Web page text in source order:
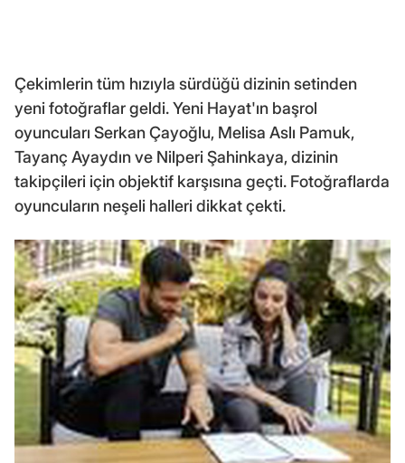
Çekimlerin tüm hızıyla sürdüğü dizinin setinden
yeni fotoğraflar geldi. Yeni Hayat'ın başrol
oyuncuları Serkan Çayoğlu, Melisa Aslı Pamuk,
Tayanç Ayaydın ve Nilperi Şahinkaya, dizinin
takipçileri için objektif karşısına geçti. Fotoğraflarda
oyuncuların neşeli halleri dikkat çekti.